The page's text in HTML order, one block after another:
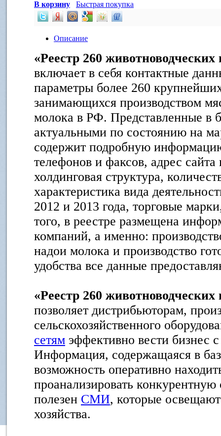
В корзину
Быстрая покупка
Описание
«Реестр 260
включает в себя контактные
параметры более 260
занимающихся производством
молока в РФ. Представленные в
актуальными по состоянию на
содержит подробную
телефонов и факсов, адрес
холдинговая структура,
характеристика вида
2012 и 2013 года, торговые
того, в реестре размещена
компаний, а именно:
надои молока и производство
удобства все данные
«Реестр 260
позволяет дистрибьюторам,
сельскохозяйственного
сетям эффективно вести бизнес
Информация, содержащаяся в
возможность оперативно
проанализировать конкурентную
полезен СМИ, которые
хозяйства.